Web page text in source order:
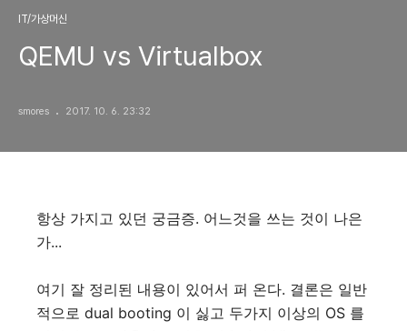
IT/가상머신
QEMU vs Virtualbox
smores 2017. 10. 6. 23:32
항상 가지고 있던 궁금증. 어느것을 쓰는 것이 나은
가...
여기 잘 정리된 내용이 있어서 퍼 온다. 결론은 일반
적으로 dual booting 이 싫고 두가지 이상의 OS 를